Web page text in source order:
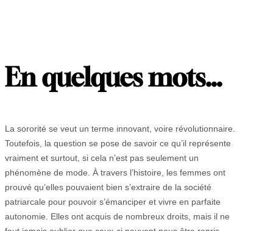
En quelques mots…
La sororité se veut un terme innovant, voire révolutionnaire.
Toutefois, la question se pose de savoir ce qu’il représente
vraiment et surtout, si cela n’est pas seulement un
phénomène de mode. À travers l’histoire, les femmes ont
prouvé qu’elles pouvaient bien s’extraire de la société
patriarcale pour pouvoir s’émanciper et vivre en parfaite
autonomie. Elles ont acquis de nombreux droits, mais il ne